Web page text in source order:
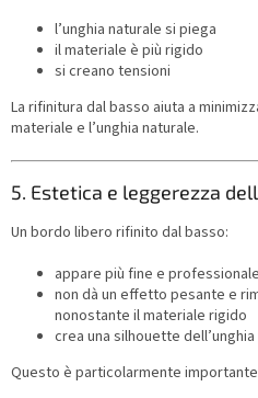
l’unghia naturale si piega
il materiale è più rigido
si creano tensioni
La rifinitura dal basso aiuta a
materiale e l’unghia naturale.
5. Estetica e leggerezza
Un bordo libero rifinito dal basso:
appare più fine e professionale
non dà un effetto pesante e
nonostante il materiale rigido
crea una silhouette
Questo è particolarmente